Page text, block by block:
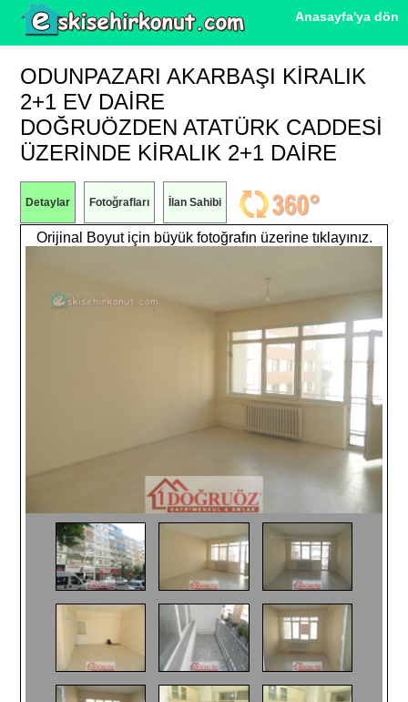
Anasayfa'ya dön
ODUNPAZARI AKARBAŞI KIRALIK
2+1 EV DAIRE
DOĞRUÖZDEN ATATÜRK CADDESİ
ÜZERİNDE KİRALIK 2+1 DAİRE
Detaylar Fotoğrafları İlan Sahibi
Orijinal Boyut için büyük fotoğrafın üzerine tıklayınız.